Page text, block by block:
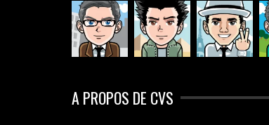
A PROPOS DE CVS